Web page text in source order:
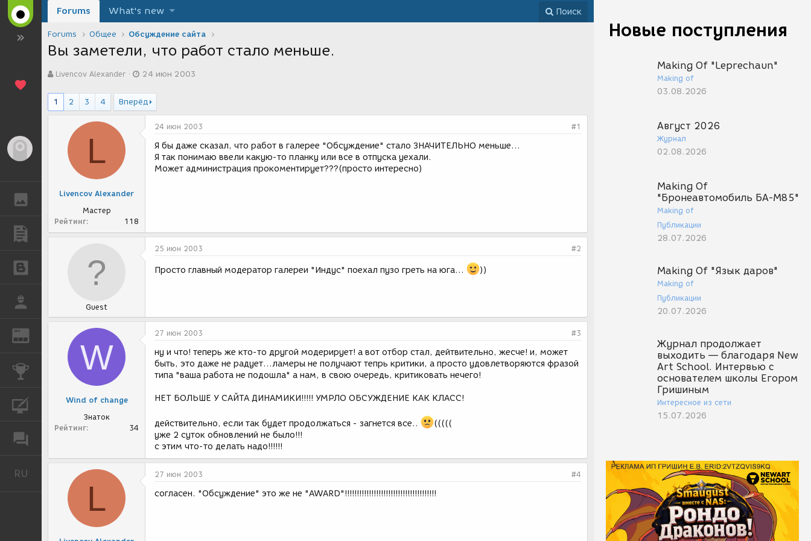
ГАЛЕРЕЯ
ПУБЛИКАЦИИ
REN ЖУРНАЛ
КОНКУРСЫ
КУРСЫ
RU
Новые поступления
Making Of "Leprechaun"
Making of
03.08.2026
Август 2026
Журнал
02.08.2026
Making Of
"Бронеавтомобиль БА-М85"
Making of
Публикации
28.07.2026
Making Of "Язык даров"
Making of
Публикации
20.07.2026
Журнал продолжает
выходить — благодаря New
Art School. Интервью с
основателем школы Егором
Гришиным
Интересное из сети
15.07.2026
Forums What's new Поиск
Forums Общее Обсуждение сайта
Вы заметели, что работ стало меньше.
в
о
р
Livencov Alexander
а
а
с
24 июн 2003
1 2 3 4 Вперёд
L
Livencov Alexander
Мастер
Рейтинг
118
24 июн 2003 #1
Я бы даже сказал, что работ в галерее "Обсуждение" стало ЗНАЧИТЕЛЬНО меньше...
Я так понимаю ввели какую-то планку или все в отпуска уехали.
Может администрация прокоментирует???(просто интересно)
Guest
25 июн 2003 #2
Просто главный модератор галереи "Индус" поехал пузо греть на юга... ))
W
Wind of change
Знаток
Рейтинг
34
27 июн 2003 #3
ну и что! теперь же кто-то другой модерирует! а вот отбор стал, дейтвительно, жесче! и, может
быть, это даже не радует...ламеры не получают тепрь критики, а просто удовлетворяются фразой
типа "ваша работа не подошла" а нам, в свою очередь, критиковать нечего!
НЕТ БОЛЬШЕ У САЙТА ДИНАМИКИ!!!!! УМРЛО ОБСУЖДЕНИЕ КАК КЛАСС!
действительно, если так будет продолжаться - загнется все..
(((((
уже 2 суток обновлений не было!!!
с этим что-то делать надо!!!!!!
L
27 июн 2003 #4
согласен. "Обсуждение" это же не "AWARD"!!!!!!!!!!!!!!!!!!!!!!!!!!!!!!!!!!!!!!